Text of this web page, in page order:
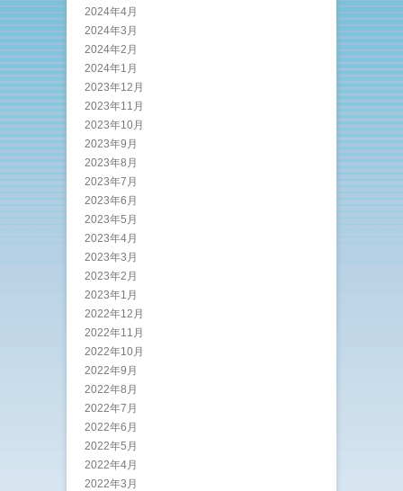
2024年4月
2024年3月
2024年2月
2024年1月
2023年12月
2023年11月
2023年10月
2023年9月
2023年8月
2023年7月
2023年6月
2023年5月
2023年4月
2023年3月
2023年2月
2023年1月
2022年12月
2022年11月
2022年10月
2022年9月
2022年8月
2022年7月
2022年6月
2022年5月
2022年4月
2022年3月